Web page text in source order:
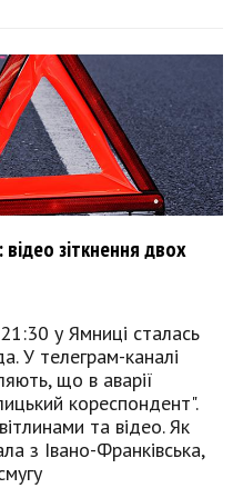
зіткнення двох
у Ямниці сталась
У телеграм-каналі
що в аварії
кореспондент".
та відео. Як
з Івано-Франківська,